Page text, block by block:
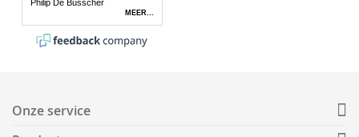
Onze service